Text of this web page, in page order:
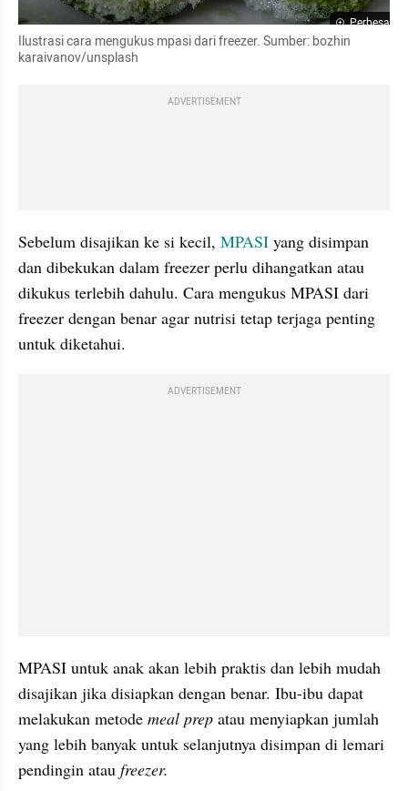
Perbesar
Ilustrasi cara mengukus mpasi dari freezer. Sumber: bozhin
karaivanov/unsplash
ADVERTISEMENT
Sebelum disajikan ke si kecil, MPASI yang disimpan
dan dibekukan dalam freezer perlu dihangatkan atau
dikukus terlebih dahulu. Cara mengukus MPASI dari
freezer dengan benar agar nutrisi tetap terjaga penting
untuk diketahui.
ADVERTISEMENT
MPASI untuk anak akan lebih praktis dan lebih mudah
disajikan jika disiapkan dengan benar. Ibu-ibu dapat
melakukan metode meal prep atau menyiapkan jumlah
yang lebih banyak untuk selanjutnya disimpan di lemari
pendingin atau freezer.